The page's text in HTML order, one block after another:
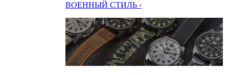
ВОЕННЫЙ СТИЛЬ ›